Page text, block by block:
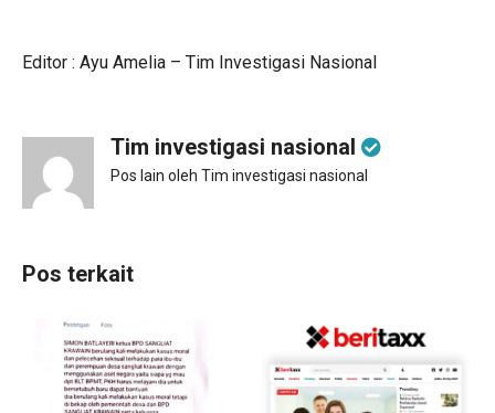
Editor : Ayu Amelia – Tim Investigasi Nasional
Tim investigasi nasional
Pos lain oleh Tim investigasi nasional
Pos terkait